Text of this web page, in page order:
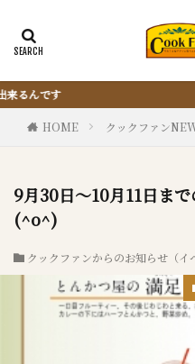
HOME クックファン
9月30日～10月11日ま
(^o^)
クックファンからのお知らせ（イ